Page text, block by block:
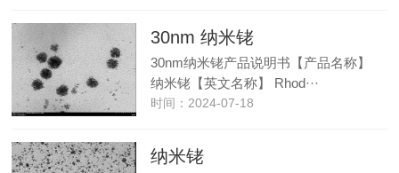
30nm 纳米铑
30nm纳米铑产品说明书【产品名称】
纳米铑【英文名称】 Rhod···
时间：2024-07-18
纳米铑